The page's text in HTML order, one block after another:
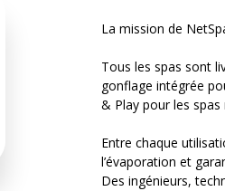
La mission de
Tous les spas sont
gonflage intégrée
& Play pour les spas
Entre chaque
l’évaporation et
Des ingénieurs,